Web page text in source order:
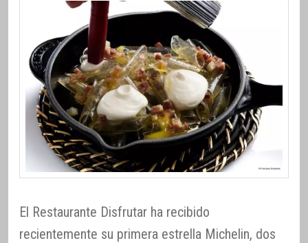
El Restaurante Disfrutar ha recibido
recientemente su primera estrella Michelin, dos